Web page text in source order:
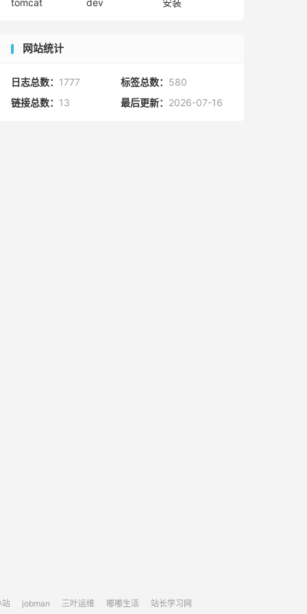
tomcat dev 安装
网站统计
日志总数： 1777 标签总数： 580
链接总数： 13 最后更新： 2026-07-16
站 jobman 三叶运维 嘟嘟生活 站长学习网